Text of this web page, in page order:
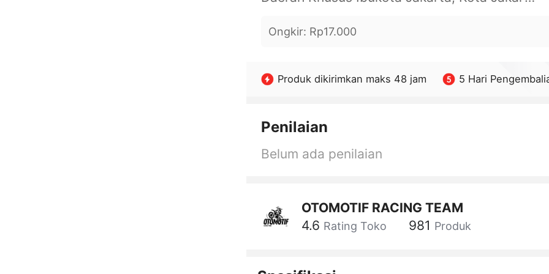
Ongkir: Rp17.000
Produk dikirimkan maks 48 jam 5 Hari
Penilaian
Belum ada penilaian
OTOMOTIF RACING TEAM
4.6 Rating Toko 981 Produk